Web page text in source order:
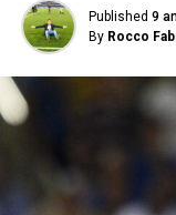
Published 9
By Rocco